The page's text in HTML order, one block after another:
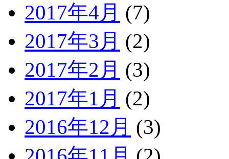
2017年4月 (7)
2017年3月 (2)
2017年2月 (3)
2017年1月 (2)
2016年12月 (3)